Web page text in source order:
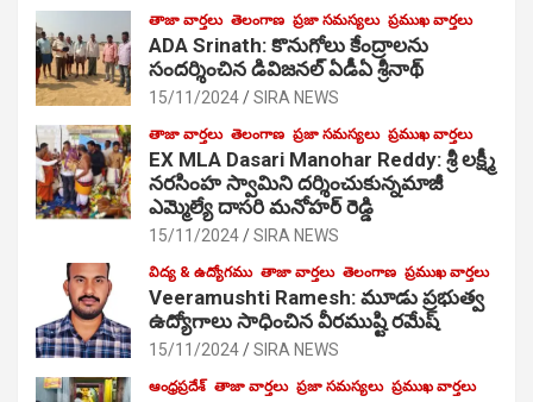
తాజా వార్తలు తెలంగాణ ప్రజా సమస్యలు ప్రముఖ వార్తలు
ADA Srinath: కొనుగోలు కేంద్రాల‌ను
సంద‌ర్శించిన డివిజనల్ ఏడీఏ శ్రీనాథ్
15/11/2024 SIRA NEWS
తాజా వార్తలు తెలంగాణ ప్రజా సమస్యలు ప్రముఖ వార్తలు
EX MLA Dasari Manohar Reddy: శ్రీ లక్ష్మీ
నరసింహ స్వామిని దర్శించుకున్నమాజీ
ఎమ్మెల్యే దాసరి మనోహర్ రెడ్డి
15/11/2024 SIRA NEWS
విద్య & ఉద్యోగము తాజా వార్తలు తెలంగాణ ప్రముఖ వార్తలు
Veeramushti Ramesh: మూడు ప్రభుత్వ
ఉద్యోగాలు సాధించిన వీరముష్టి రమేష్
15/11/2024 SIRA NEWS
ఆంధ్రప్రదేశ్ తాజా వార్తలు ప్రజా సమస్యలు ప్రముఖ వార్తలు